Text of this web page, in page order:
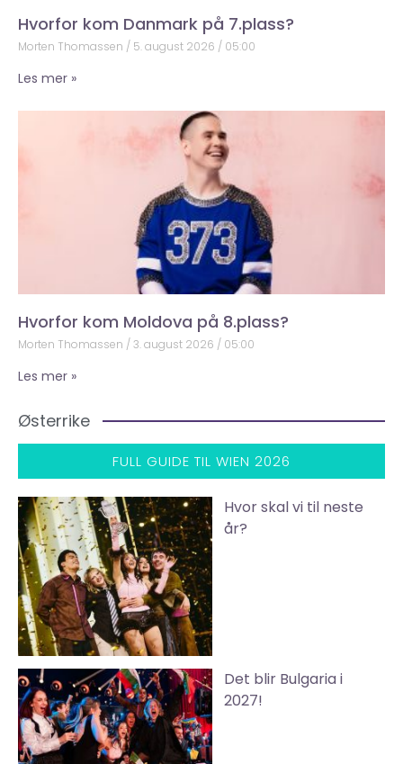
Hvorfor kom Danmark på 7.plass?
Morten Thomassen 5. august 2026 05:00
Les mer »
Hvorfor kom Moldova på 8.plass?
Morten Thomassen 3. august 2026 05:00
Les mer »
Østerrike
FULL GUIDE TIL WIEN 2026
Hvor skal vi til neste
år?
Det blir Bulgaria i
2027!